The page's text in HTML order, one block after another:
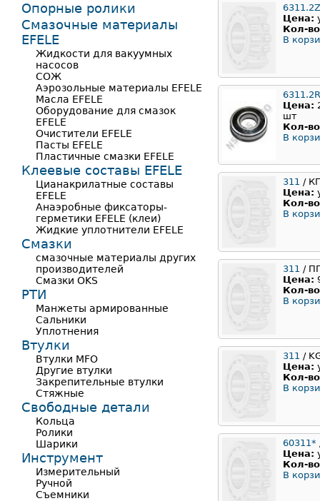
Цена:
Кол-
В
Цена:
шт
Кол-
В
311 /
Цена:
Кол-
В
311 /
Цена:
Кол-
В
311 /
Цена:
Кол-
В
60311*
Цена:
Кол-
В
Опорные ролики
Смазочные материалы
EFELE
Жидкости для вакуумных
насосов
СОЖ
Аэрозольные материалы EFELE
Масла EFELE
Оборудование для смазок
EFELE
Очистители EFELE
Пасты EFELE
Пластичные смазки EFELE
Клеевые составы EFELE
Цианакрилатные составы
EFELE
Анаэробные фиксаторы-
герметики EFELE (клеи)
Жидкие уплотнители EFELE
Смазки
смазочные материалы других
производителей
Смазки OKS
РТИ
Манжеты армированные
Сальники
Уплотнения
Втулки
Втулки MFO
Другие втулки
Закрепительные втулки
Стяжные
Свободные детали
Кольца
Ролики
Шарики
Инструмент
Измерительный
Ручной
Съемники